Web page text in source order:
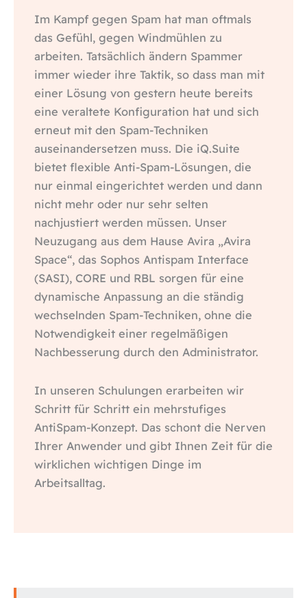
Im Kampf gegen Spam hat man oftmals
das Gefühl, gegen Windmühlen zu
arbeiten. Tatsächlich ändern Spammer
immer wieder ihre Taktik, so dass man mit
einer Lösung von gestern heute bereits
eine veraltete Konfiguration hat und sich
erneut mit den Spam-Techniken
auseinandersetzen muss. Die iQ.Suite
bietet flexible Anti-Spam-Lösungen, die
nur einmal eingerichtet werden und dann
nicht mehr oder nur sehr selten
nachjustiert werden müssen. Unser
Neuzugang aus dem Hause Avira „Avira
Space“, das Sophos Antispam Interface
(SASI), CORE und RBL sorgen für eine
dynamische Anpassung an die ständig
wechselnden Spam-Techniken, ohne die
Notwendigkeit einer regelmäßigen
Nachbesserung durch den Administrator.
In unseren Schulungen erarbeiten wir
Schritt für Schritt ein mehrstufiges
AntiSpam-Konzept. Das schont die Nerven
Ihrer Anwender und gibt Ihnen Zeit für die
wirklichen wichtigen Dinge im
Arbeitsalltag.